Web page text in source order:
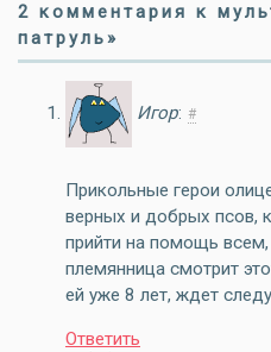
2 комментария к
патруль»
Игор: #
Прикольные герои
верных и добрых псов,
прийти на помощь
племянница смотрит
ей уже 8 лет, ждет
Ответить